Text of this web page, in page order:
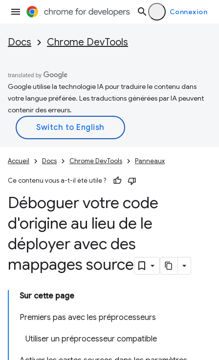
Connexion
Docs Chrome DevTools
Google utilise la technologie IA pour traduire le contenu dans
votre langue préférée. Les traductions générées par IA peuvent
contenir des erreurs.
Accueil Docs Chrome DevTools Panneaux
Ce contenu vous a-t-il été utile ?
Déboguer votre code
d'origine au lieu de le
déployer avec des
mappages source
Sur cette page
Premiers pas avec les préprocesseurs
Utiliser un préprocesseur compatible